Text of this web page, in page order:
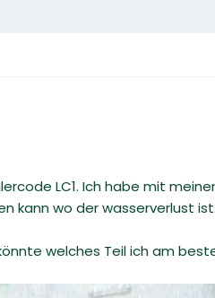
LC1. Ich habe mit
kann wo der wasserverlust ist.
welches Teil ich am